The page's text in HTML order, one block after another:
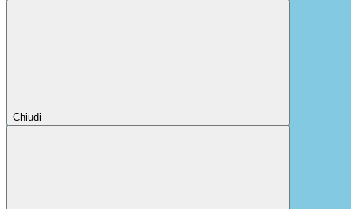
Chiudi